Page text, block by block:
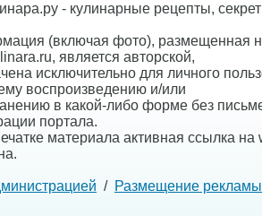
- кулинарные рецепты,
(включая фото), размещенная
является авторской,
исключительно для личного
воспроизведению и/или
в какой-либо форме без
портала.
материала активная ссылка на
/ Размещение рекламы